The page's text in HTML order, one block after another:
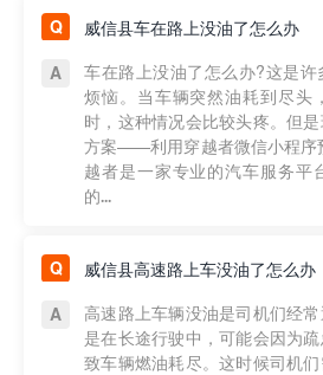
威信县车在路上没油了怎么办
车在路上没油了怎么办?这是
烦恼。当车辆突然油耗到尽头
时，这种情况会比较头疼。但
方案——利用穿越者微信小程序
越者是一家专业的汽车服务平
的...
威信县高速路上车没油了怎么办
高速路上车辆没油是司机们经
是在长途行驶中，可能会因为
致车辆燃油耗尽。这时候司机